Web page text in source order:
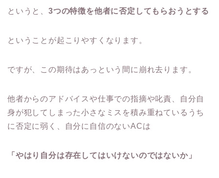
というと、 3つの特徴を他者に否定してもらおうとする
ということが起こりやすくなります。
ですが、この期待はあっという間に崩れ去ります。
他者からのアドバイスや仕事での指摘や叱責、自分自
身が犯してしまった小さなミスを積み重ねているうち
に否定に弱く、自分に自信のないACは
「やはり自分は存在してはいけないのではないか」